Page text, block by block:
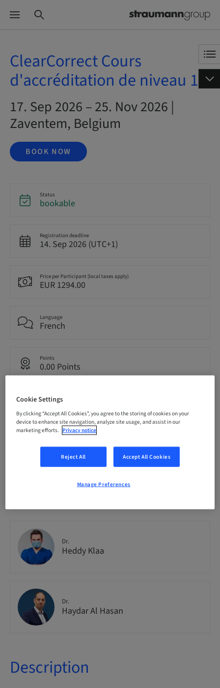
ClearCorrect Cours
d'accréditation de niveau 1
17. Sep 2026 – 25. Nov 2026 |
Zaventem, Belgium
BOOK NOW
Status
bookable
Registration deadline
14. Sep 2026 (UTC+1)
Price per Participant (local taxes apply)
EUR 1294.00
Language
French
Points
0.00 Points
Delivery method
National
Dr.
Heddy Klaa
Dr.
Haydar Al Hasan
Description
Cookie Settings
By clicking “Accept All Cookies”, you agree to the storing of cookies on your
device to enhance site navigation, analyze site usage, and assist in our
marketing efforts. Privacy notice
Reject All Accept All Cookies
Manage Preferences